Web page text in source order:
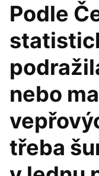
Podle
nebo
třeba